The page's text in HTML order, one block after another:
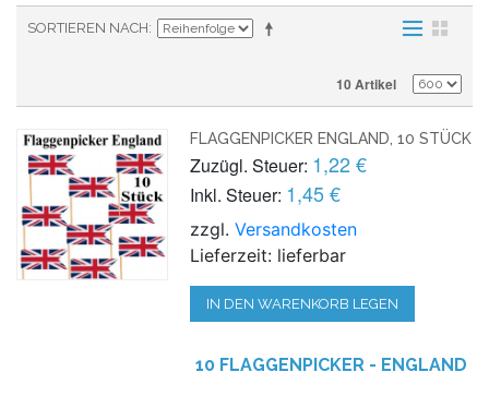
SORTIEREN NACH
10 Artikel
FLAGGENPICKER ENGLAND, 10 STÜCK
Zuzügl. Steuer: 1,22 €
Inkl. Steuer: 1,45 €
zzgl.Versandkosten
Lieferzeit: lieferbar
IN DEN WARENKORB LEGEN
10 FLAGGENPICKER - ENGLAND